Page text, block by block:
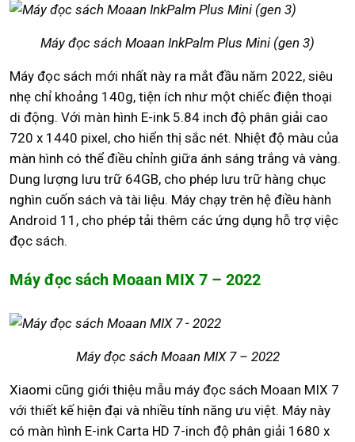
Máy đọc sách Moaan InkPalm Plus Mini (gen 3)
Máy đọc sách mới nhất này ra mắt đầu năm 2022, siêu
nhẹ chỉ khoảng 140g, tiện ích như một chiếc điện thoại
di động. Với màn hình E-ink 5.84 inch độ phân giải cao
720 x 1440 pixel, cho hiển thị sắc nét. Nhiệt độ màu của
màn hình có thể điều chỉnh giữa ánh sáng trắng và vàng.
Dung lượng lưu trữ 64GB, cho phép lưu trữ hàng chục
nghìn cuốn sách và tài liệu. Máy chạy trên hệ điều hành
Android 11, cho phép tải thêm các ứng dụng hỗ trợ việc
đọc sách.
Máy đọc sách Moaan MIX 7 – 2022
Máy đọc sách Moaan MIX 7 – 2022
Xiaomi cũng giới thiệu mẫu máy đọc sách Moaan MIX 7
với thiết kế hiện đại và nhiều tính năng ưu việt. Máy này
có màn hình E-ink Carta HD 7-inch độ phân giải 1680 x